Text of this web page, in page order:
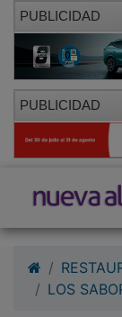
PUBLICIDAD
PUBLICIDAD
LOS